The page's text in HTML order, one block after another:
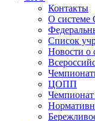
Контакты
О
Список
Новости о
ЦОПП